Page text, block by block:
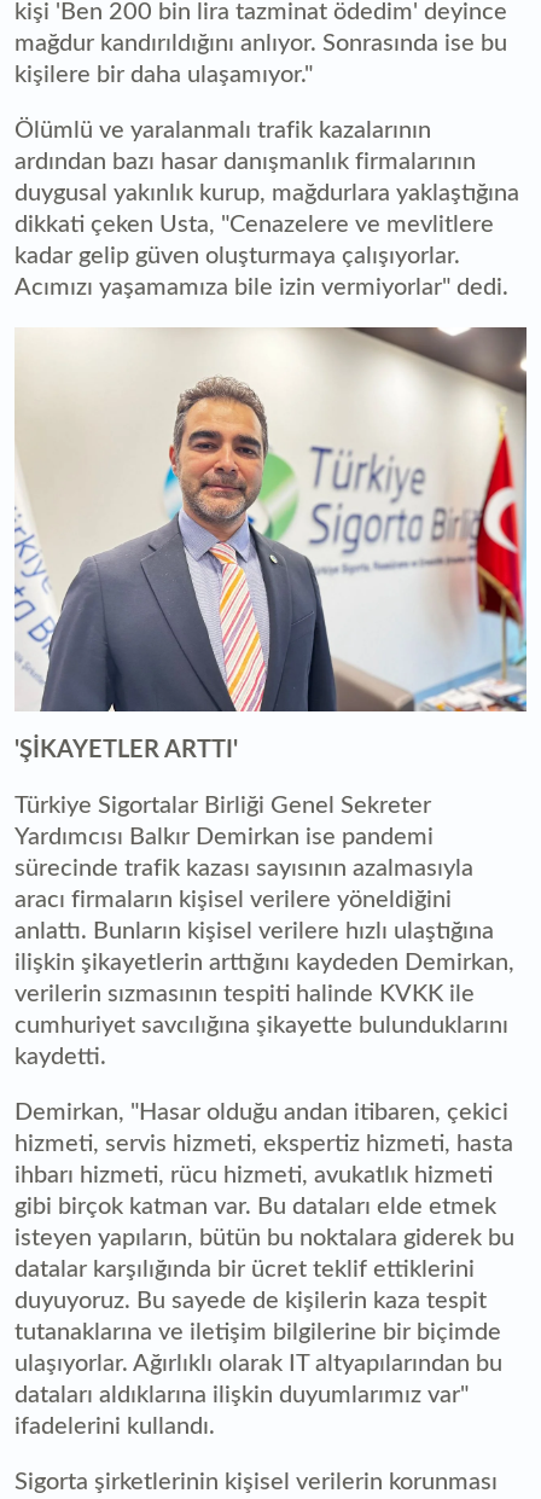
kişi 'Ben 200 bin lira tazminat ödedim' deyince
mağdur kandırıldığını anlıyor. Sonrasında ise bu
kişilere bir daha ulaşamıyor."
Ölümlü ve yaralanmalı trafik kazalarının
ardından bazı hasar danışmanlık firmalarının
duygusal yakınlık kurup, mağdurlara yaklaştığına
dikkati çeken Usta, "Cenazelere ve mevlitlere
kadar gelip güven oluşturmaya çalışıyorlar.
Acımızı yaşamamıza bile izin vermiyorlar" dedi.
'ŞİKAYETLER ARTTI'
Türkiye Sigortalar Birliği Genel Sekreter
Yardımcısı Balkır Demirkan ise pandemi
sürecinde trafik kazası sayısının azalmasıyla
aracı firmaların kişisel verilere yöneldiğini
anlattı. Bunların kişisel verilere hızlı ulaştığına
ilişkin şikayetlerin arttığını kaydeden Demirkan,
verilerin sızmasının tespiti halinde KVKK ile
cumhuriyet savcılığına şikayette bulunduklarını
kaydetti.
Demirkan, "Hasar olduğu andan itibaren, çekici
hizmeti, servis hizmeti, ekspertiz hizmeti, hasta
ihbarı hizmeti, rücu hizmeti, avukatlık hizmeti
gibi birçok katman var. Bu dataları elde etmek
isteyen yapıların, bütün bu noktalara giderek bu
datalar karşılığında bir ücret teklif ettiklerini
duyuyoruz. Bu sayede de kişilerin kaza tespit
tutanaklarına ve iletişim bilgilerine bir biçimde
ulaşıyorlar. Ağırlıklı olarak IT altyapılarından bu
dataları aldıklarına ilişkin duyumlarımız var"
ifadelerini kullandı.
Sigorta şirketlerinin kişisel verilerin korunması